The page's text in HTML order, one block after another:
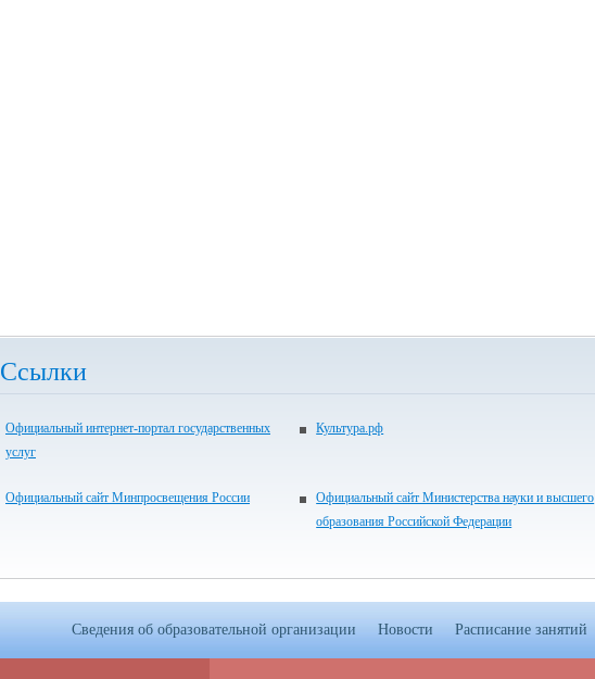
Ссылки
Официальный интернет-портал государственных
услуг
Культура.рф
Официальный сайт Минпросвещения России
Официальный сайт Министерства науки и высшего
образования Российской Федерации
Сведения об образовательной организации Новости Расписание занятий